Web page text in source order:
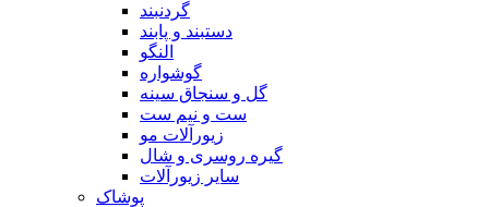
گردنبند
دستبند و پابند
النگو
گوشواره
گل و سنجاق سینه
ست و نیم ست
زیورآلات مو
گیره روسری و شال
سایر زیورآلات
پوشاک